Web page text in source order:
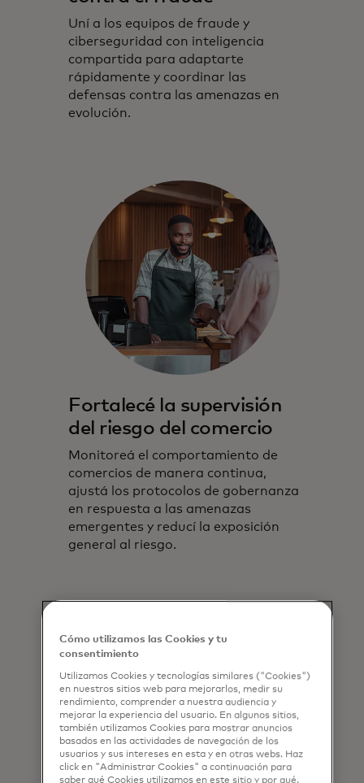
Uní a los equipos de fraude y
ciberseguridad con inteligencia
compartida para adaptarte
rápidamente y coordinar las
defensas contra las amenazas en
evolución.
Fortalecé la supervisión
del riesgo del comercio
Monitoreá el comportamiento de
comercios de manera continua,
ajustá los protocolos de gobernanza
en respuesta a las amenazas
emergentes y reducí la exposición
general al riesgo.
Cómo utilizamos las Cookies y tu
consentimiento
Utilizamos Cookies y tecnologías similares ("Cookies")
en nuestros sitios web para mejorarlos, medir su
rendimiento, comprender a nuestra audiencia y
mejorar la experiencia del usuario. En algunos sitios,
también utilizamos Cookies para mostrar anuncios
basados ​​en las actividades de navegación de los
usuarios y sus intereses en esta y en otras webs. Haz
click en "Administrar Cookies" a continuación para
saber qué Cookies utilizamos en este sitio y por qué.